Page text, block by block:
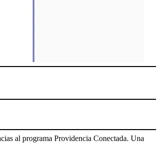
al programa Providencia Conectada. Una